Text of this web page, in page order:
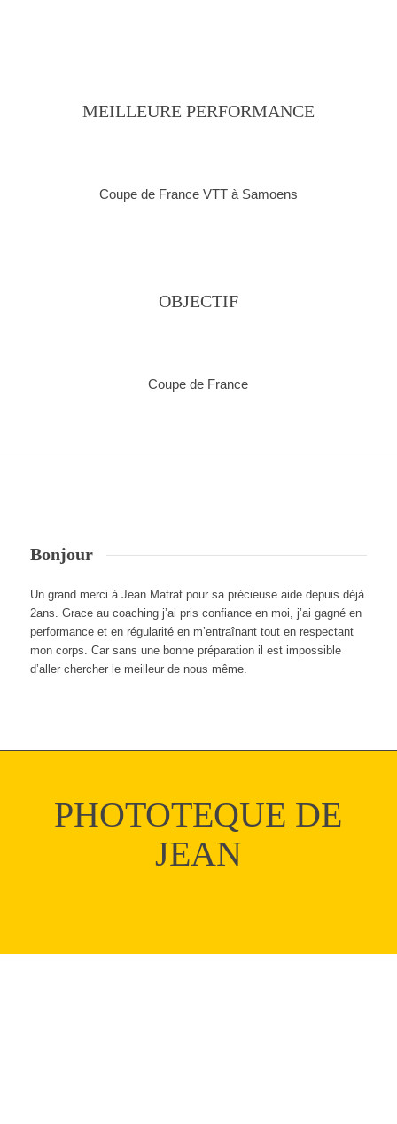
MEILLEURE PERFORMANCE
Coupe de France VTT à Samoens
OBJECTIF
Coupe de France
Bonjour
Un grand merci à Jean Matrat pour sa précieuse aide depuis déjà
2ans. Grace au coaching j’ai pris confiance en moi, j’ai gagné en
performance et en régularité en m’entraînant tout en respectant
mon corps. Car sans une bonne préparation il est impossible
d’aller chercher le meilleur de nous même.
PHOTOTEQUE DE
JEAN